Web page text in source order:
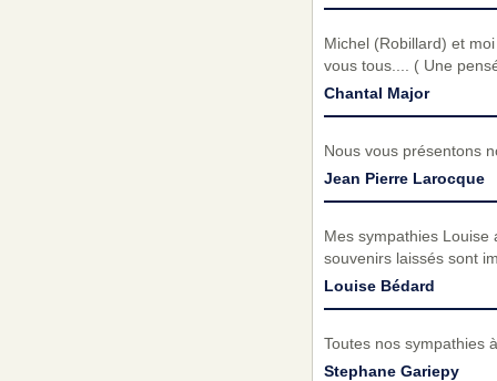
Michel (Robillard) et
vous tous.... ( Une
Chantal Major
Nous vous présentons
Jean Pierre Larocque
Mes sympathies Louise
souvenirs laissés sont
Louise Bédard
Toutes nos sympathies
Stephane Gariepy